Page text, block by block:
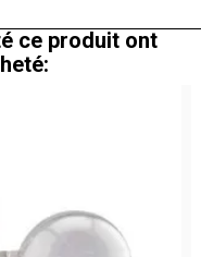
ce produit ont